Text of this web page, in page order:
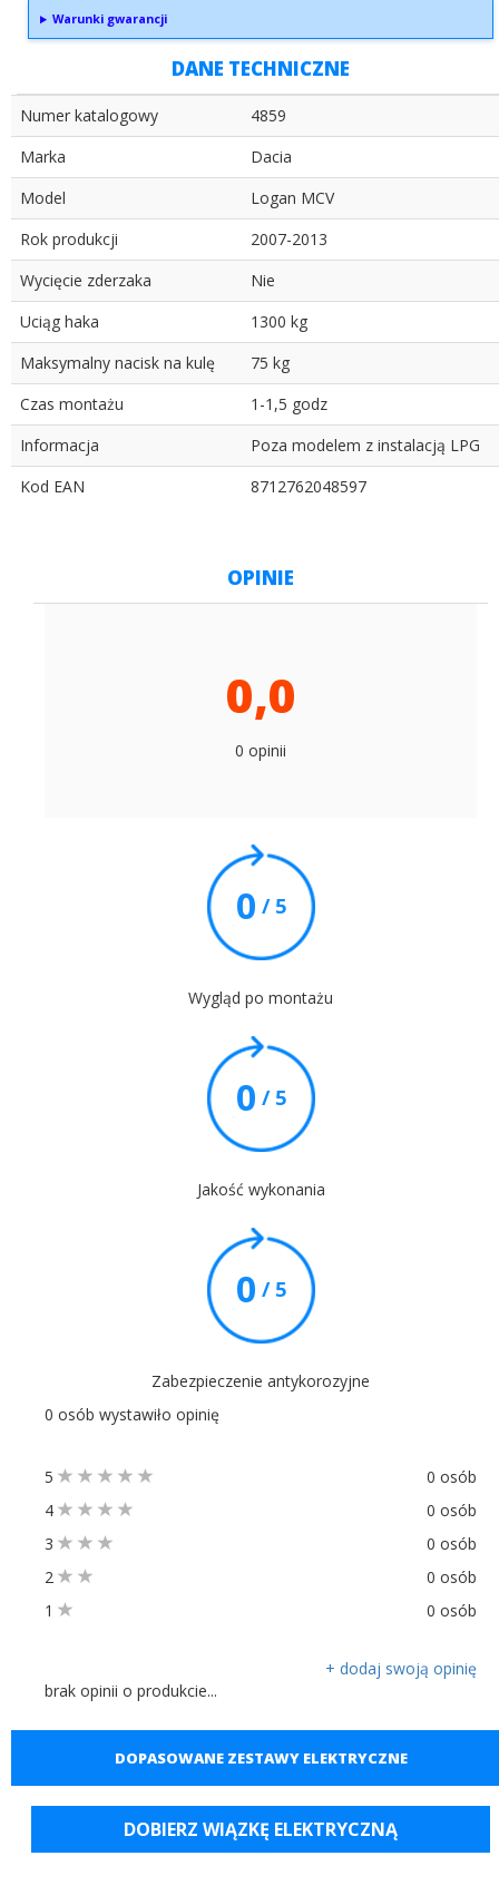
Warunki gwarancji
DANE TECHNICZNE
Numer katalogowy
4859
Marka
Dacia
Model
Logan MCV
Rok produkcji
2007-2013
Wycięcie zderzaka
Nie
Uciąg haka
1300 kg
Maksymalny nacisk na kulę
75 kg
Czas montażu
1-1,5 godz
Informacja
Poza modelem z instalacją LPG
Kod EAN
8712762048597
OPINIE
0,0
0 opinii
0 / 5
Wygląd po montażu
0 / 5
Jakość wykonania
0 / 5
Zabezpieczenie antykorozyjne
0 osób wystawiło opinię
5
0 osób
4
0 osób
3
0 osób
2
0 osób
1
0 osób
+ dodaj swoją opinię
brak opinii o produkcie...
DOPASOWANE ZESTAWY ELEKTRYCZNE
DOBIERZ WIĄZKĘ ELEKTRYCZNĄ